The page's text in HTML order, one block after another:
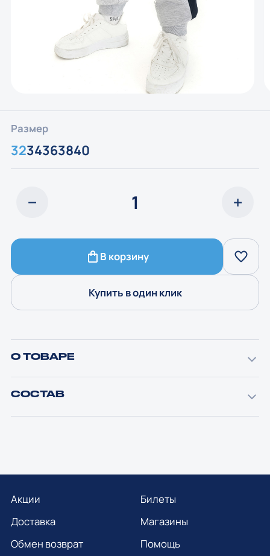
Размер
3234363840
В корзину
Купить в один клик
О ТОВАРЕ
СОСТАВ
Акции
Доставка
Обмен возврат
Билеты
Магазины
Помощь